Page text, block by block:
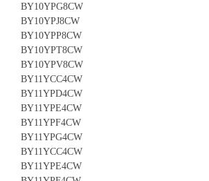
BY10YPG8CW
BY10YPJ8CW
BY10YPP8CW
BY10YPT8CW
BY10YPV8CW
BY11YCC4CW
BY11YPD4CW
BY11YPE4CW
BY11YPF4CW
BY11YPG4CW
BY11YCC4CW
BY11YPE4CW